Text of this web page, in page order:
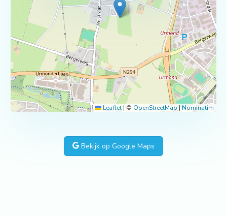
Leaflet | © OpenStreetMap |Nominatim
Bekijk op Google Maps